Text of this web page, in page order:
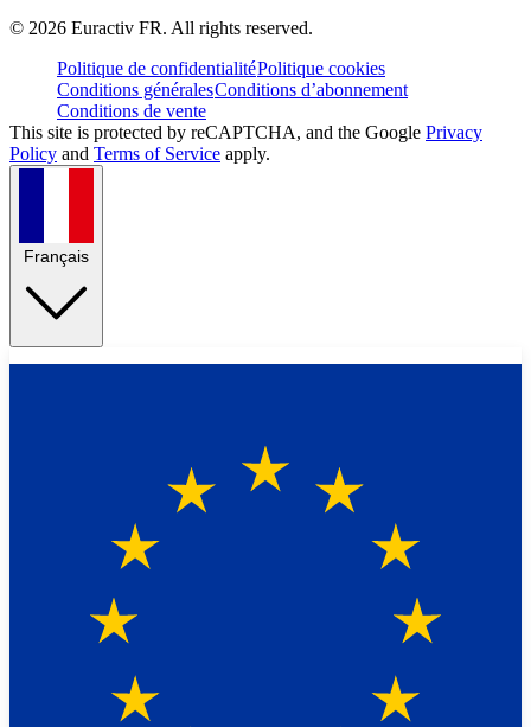
© 2026 Euractiv FR. All rights reserved.
Politique de confidentialitéPolitique cookies
Conditions généralesConditions d’abonnement
Conditions de vente
This site is protected by reCAPTCHA, and the Google Privacy
Policy and Terms of Service apply.
Français